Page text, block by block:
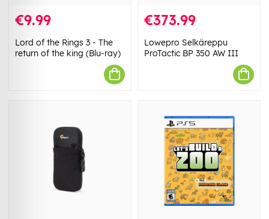
€9.99
Lord of the Rings 3 - The
return of the king (Blu-ray)
€373.99
Lowepro Selkäreppu
ProTactic BP 350 AW III